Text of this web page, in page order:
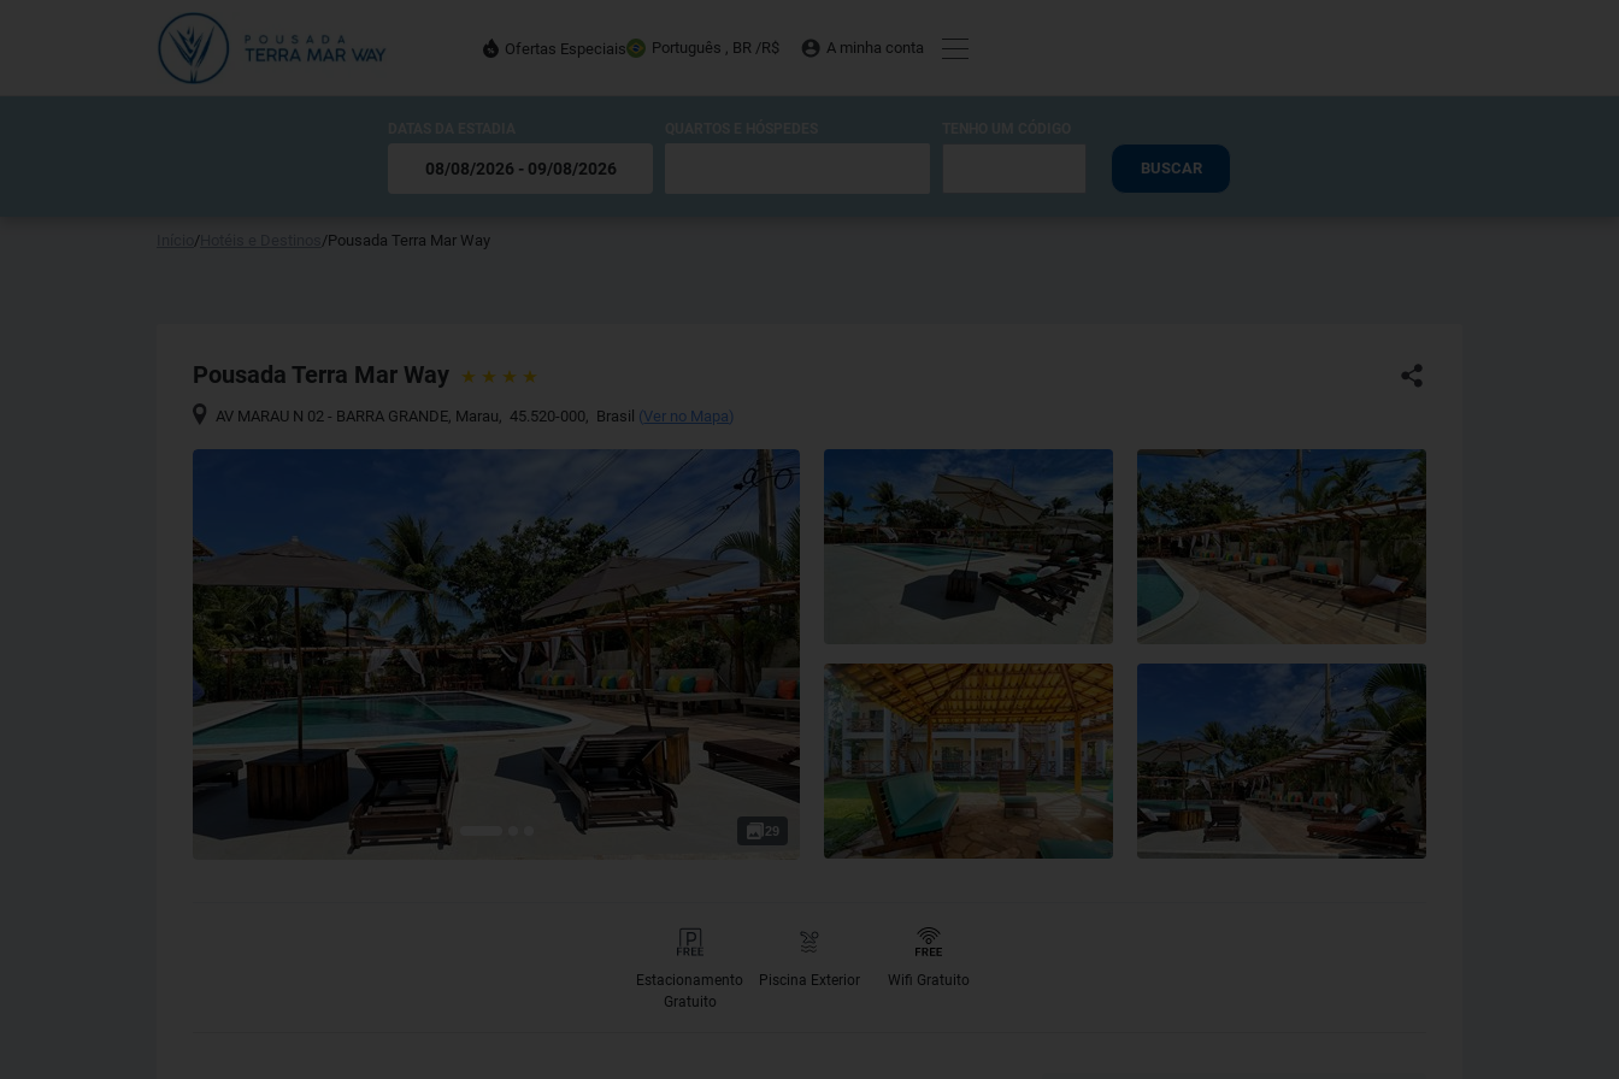
Ofertas Especiais Português , BR /R$ A minha conta
BUSCAR
/ /Pousada Terra Mar Way
Pousada Terra Mar Way
AV MARAU N 02 - BARRA GRANDE, Marau, 45.520-000, Brasil (Ver no Mapa)
29
Estacionamento
Gratuito
Piscina Exterior Wifi Gratuito